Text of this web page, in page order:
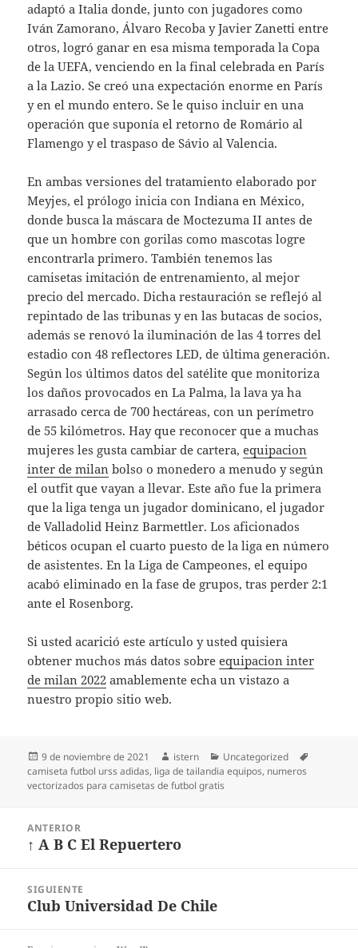
adaptó a Italia donde, junto con jugadores como
Iván Zamorano, Álvaro Recoba y Javier Zanetti entre
otros, logró ganar en esa misma temporada la Copa
de la UEFA, venciendo en la final celebrada en París
a la Lazio. Se creó una expectación enorme en París
y en el mundo entero. Se le quiso incluir en una
operación que suponía el retorno de Romário al
Flamengo y el traspaso de Sávio al Valencia.
En ambas versiones del tratamiento elaborado por
Meyjes, el prólogo inicia con Indiana en México,
donde busca la máscara de Moctezuma II antes de
que un hombre con gorilas como mascotas logre
encontrarla primero. También tenemos las
camisetas imitación de entrenamiento, al mejor
precio del mercado. Dicha restauración se reflejó al
repintado de las tribunas y en las butacas de socios,
además se renovó la iluminación de las 4 torres del
estadio con 48 reflectores LED, de última generación.
Según los últimos datos del satélite que monitoriza
los daños provocados en La Palma, la lava ya ha
arrasado cerca de 700 hectáreas, con un perímetro
de 55 kilómetros. Hay que reconocer que a muchas
mujeres les gusta cambiar de cartera,equipacion
inter de milan bolso o monedero a menudo y según
el outfit que vayan a llevar. Este año fue la primera
que la liga tenga un jugador dominicano, el jugador
de Valladolid Heinz Barmettler. Los aficionados
béticos ocupan el cuarto puesto de la liga en número
de asistentes. En la Liga de Campeones, el equipo
acabó eliminado en la fase de grupos, tras perder 2:1
ante el Rosenborg.
Si usted acarició este artículo y usted quisiera
obtener muchos más datos sobreequipacion inter
de milan 2022 amablemente echa un vistazo a
nuestro propio sitio web.
Publicado
el
9 de noviembre de 2021 Autor
istern Categorías
Uncategorized
camiseta futbol urss adidas, liga de tailandia equipos, numeros
vectorizados para camisetas de futbol gratis
entradas
ANTERIOR
Entrada
↑ A B C El Repuertero
SIGUIENTE
Entrada
Club Universidad De Chile